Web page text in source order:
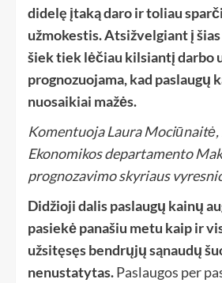
didelę įtaką daro ir toliau
užmokestis. Atsižvelgiant į
šiek tiek lėčiau kilsiantį darbo
prognozuojama, kad paslaugų
nuosaikiai mažės.
Komentuoja Laura Mociūnaitė,
Ekonomikos departamento
prognozavimo skyriaus
Didžioji dalis paslaugų kainų
pasiekė panašiu metu kaip ir
užsitęsęs bendrųjų sąnaudų
nenustatytas.Paslaugos per